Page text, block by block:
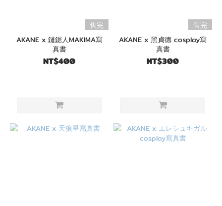
售完
AKANE x 鏈鋸人MAKIMA寫
真書
NT$400
售完
AKANE x 黑貞德 cosplay寫
真書
NT$300